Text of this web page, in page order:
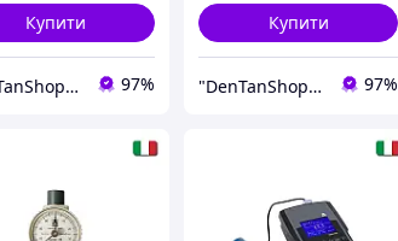
Купити
"DenTanShop" Інтернет магазин 97%
Купити
"DenTanShop" Інтернет магазин 97%